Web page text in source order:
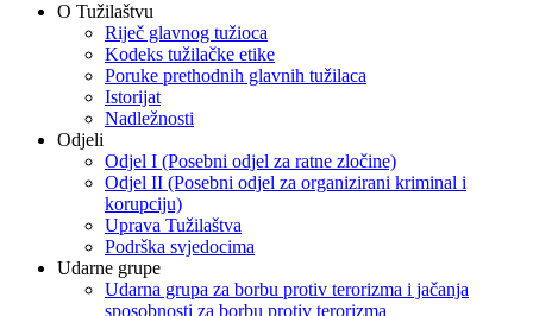
O Tužilaštvu
Riječ glavnog tužioca
Kodeks tužilačke etike
Poruke prethodnih glavnih tužilaca
Istorijat
Nadležnosti
Odjeli
Odjel I (Posebni odjel za ratne zločine)
Odjel II (Posebni odjel za organizirani kriminal i
korupciju)
Uprava Tužilaštva
Podrška svjedocima
Udarne grupe
Udarna grupa za borbu protiv terorizma i jačanja
sposobnosti za borbu protiv terorizma